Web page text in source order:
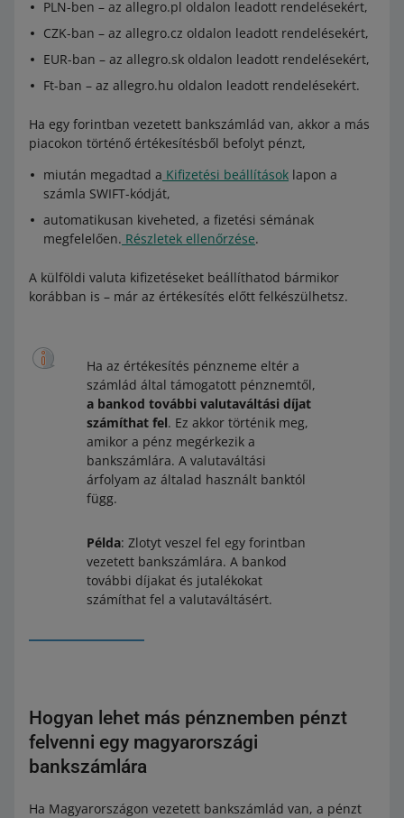
PLN-ben – az allegro.pl oldalon leadott rendelésekért,
CZK-ban – az allegro.cz oldalon leadott rendelésekért,
EUR-ban – az allegro.sk oldalon leadott rendelésekért,
Ft-ban – az allegro.hu oldalon leadott rendelésekért.
Ha egy forintban vezetett bankszámlád van, akkor a más
piacokon történő értékesítésből befolyt pénzt,
miután megadtad a Kifizetési beállítások lapon a
számla SWIFT-kódját,
automatikusan kiveheted, a fizetési sémának
megfelelően. Részletek ellenőrzése.
A külföldi valuta kifizetéseket beállíthatod bármikor
korábban is – már az értékesítés előtt felkészülhetsz.
Ha az értékesítés pénzneme eltér a
számlád által támogatott pénznemtől,
a bankod további valutaváltási díjat
számíthat fel. Ez akkor történik meg,
amikor a pénz megérkezik a
bankszámlára. A valutaváltási
árfolyam az általad használt banktól
függ.
Példa: Zlotyt veszel fel egy forintban
vezetett bankszámlára. A bankod
további díjakat és jutalékokat
számíthat fel a valutaváltásért.
Hogyan lehet más pénznemben pénzt
felvenni egy magyarországi
bankszámlára
Ha Magyarországon vezetett bankszámlád van, a pénzt